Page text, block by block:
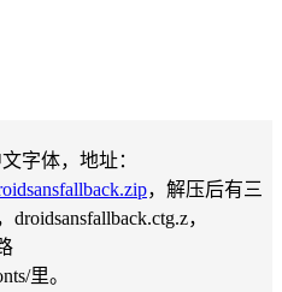
字体，地址：
，解压后有三
，
里。